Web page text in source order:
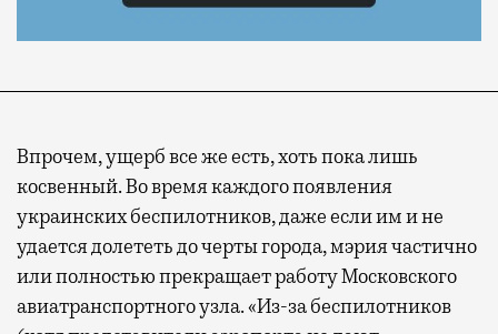
Впрочем, ущерб все же есть, хоть пока лишь
косвенный. Во время каждого появления
украинских беспилотников, даже если им и не
удается долететь до черты города, мэрия частично
или полностью прекращает работу Московского
авиатранспортного узла. «Из-за беспилотников